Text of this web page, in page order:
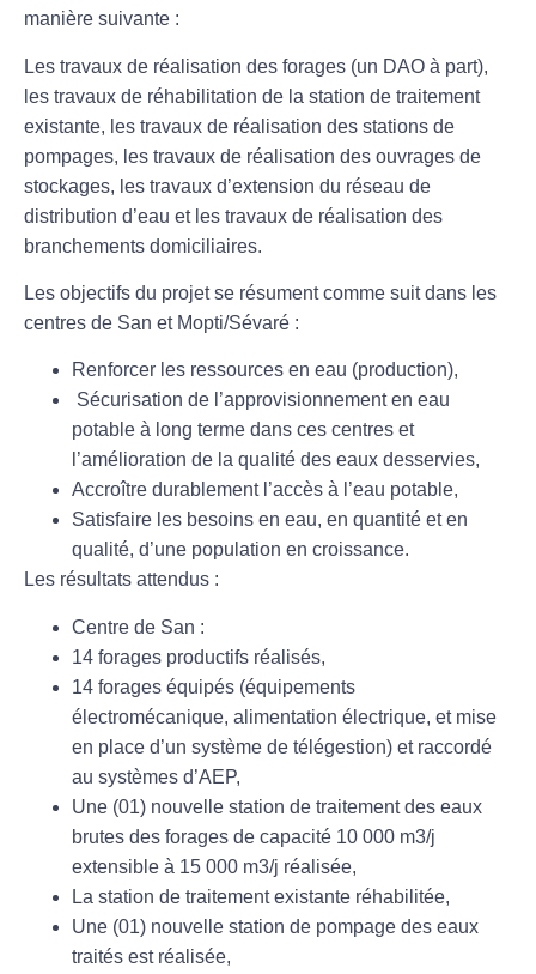
manière suivante :
Les travaux de réalisation des forages (un DAO à part),
les travaux de réhabilitation de la station de traitement
existante, les travaux de réalisation des stations de
pompages, les travaux de réalisation des ouvrages de
stockages, les travaux d’extension du réseau de
distribution d’eau et les travaux de réalisation des
branchements domiciliaires.
Les objectifs du projet se résument comme suit dans les
centres de San et Mopti/Sévaré :
Renforcer les ressources en eau (production),
Sécurisation de l’approvisionnement en eau
potable à long terme dans ces centres et
l’amélioration de la qualité des eaux desservies,
Accroître durablement l’accès à l’eau potable,
Satisfaire les besoins en eau, en quantité et en
qualité, d’une population en croissance.
Les résultats attendus :
Centre de San :
14 forages productifs réalisés,
14 forages équipés (équipements
électromécanique, alimentation électrique, et mise
en place d’un système de télégestion) et raccordé
au systèmes d’AEP,
Une (01) nouvelle station de traitement des eaux
brutes des forages de capacité 10 000 m3/j
extensible à 15 000 m3/j réalisée,
La station de traitement existante réhabilitée,
Une (01) nouvelle station de pompage des eaux
traités est réalisée,